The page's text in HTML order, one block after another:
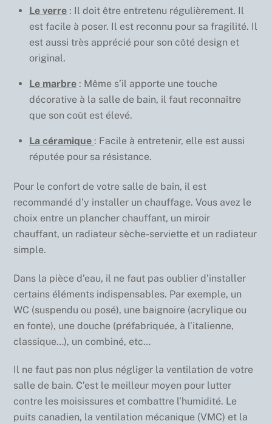
Le verre : Il doit être entretenu régulièrement. Il
est facile à poser. Il est reconnu pour sa fragilité. Il
est aussi très apprécié pour son côté design et
original.
Le marbre : Même s’il apporte une touche
décorative à la salle de bain, il faut reconnaître
que son coût est élevé.
La céramique : Facile à entretenir, elle est aussi
réputée pour sa résistance.
Pour le confort de votre salle de bain, il est
recommandé d’y installer un chauffage. Vous avez le
choix entre un plancher chauffant, un miroir
chauffant, un radiateur sèche-serviette et un radiateur
simple.
Dans la pièce d’eau, il ne faut pas oublier d’installer
certains éléments indispensables. Par exemple, un
WC (suspendu ou posé), une baignoire (acrylique ou
en fonte), une douche (préfabriquée, à l’italienne,
classique…), un combiné, etc…
Il ne faut pas non plus négliger la ventilation de votre
salle de bain. C’est le meilleur moyen pour lutter
contre les moisissures et combattre l’humidité. Le
puits canadien, la ventilation mécanique (VMC) et la